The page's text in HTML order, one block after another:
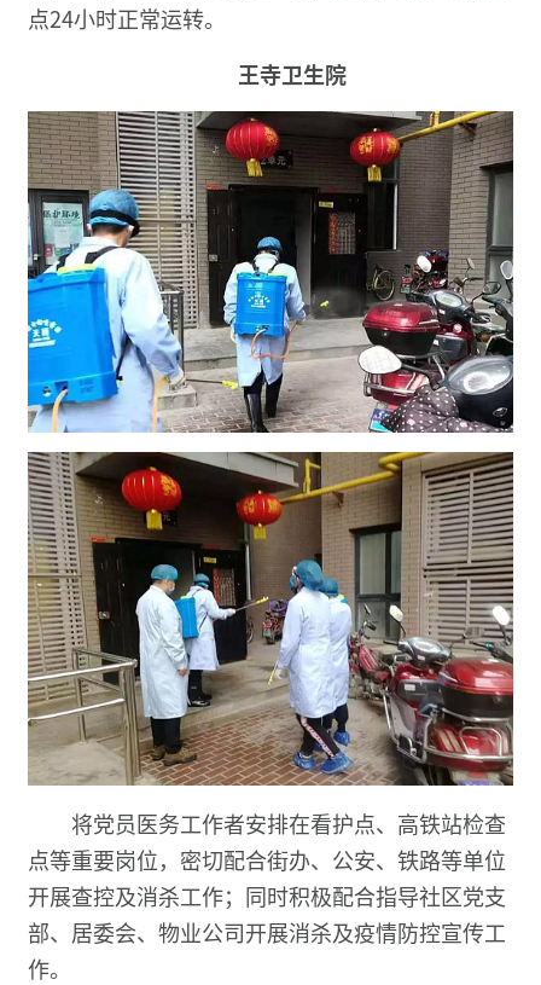
点24小时正常运转。
王寺卫生院
将党员医务工作者安排在看护点、高铁站检查
点等重要岗位，密切配合街办、公安、铁路等单位
开展查控及消杀工作；同时积极配合指导社区党支
部、居委会、物业公司开展消杀及疫情防控宣传工
作。